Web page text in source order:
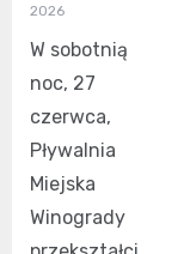
2026
W sobotnią
noc, 27
czerwca,
Pływalnia
Miejska
Winogrady